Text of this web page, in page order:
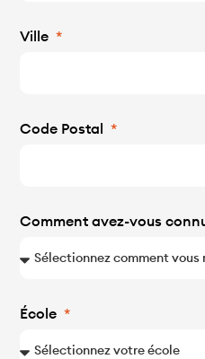
Ville
Code Postal
Comment avez-vous
École